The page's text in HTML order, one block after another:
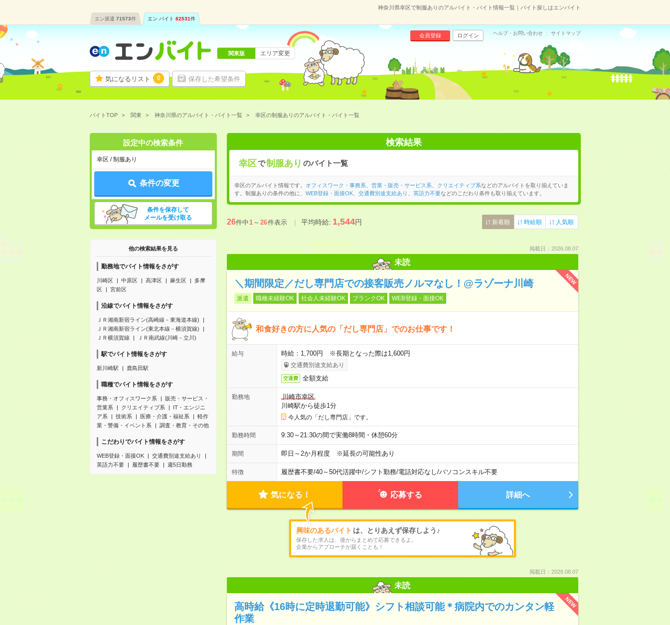
神奈川県幸区で制服ありのアルバイト・バイト情報一覧｜バイト探しはエンバイト
エン派遣 71573件 エン バイト 82531件
気になるリスト 0 保存した希望条件
会員登録 ログイン ヘルプ・お問い合わせ サイトマップ
関東版 エリア変更
バイトTOP 関東 神奈川県のアルバイト・バイト一覧 幸区の制服ありのアルバイト・バイト一覧
設定中の検索条件
幸区 / 制服あり
条件の変更
条件を保存して
メールを受け取る
他の検索結果を見る
勤務地でバイト情報をさがす
川崎区 中原区 高津区 麻生区
多摩
区
宮前区
沿線でバイト情報をさがす
ＪＲ湘南新宿ライン(高崎線－東海道本線)
ＪＲ湘南新宿ライン(東北本線－横須賀線)
ＪＲ横須賀線
ＪＲ南武線(川崎－立川)
駅でバイト情報をさがす
新川崎駅 鹿島田駅
職種でバイト情報をさがす
事務・オフィスワーク系
販売・サービス・
営業系
クリエイティブ系
IT・エンジニ
ア系
技術系 医療・介護・福祉系
軽作
業・警備・イベント系
調査・教育・その他
こだわりでバイト情報をさがす
WEB登録・面接OK
交通費別途支給あり
英語力不要
履歴書不要 週5日勤務
検索結果
幸区で制服あり のバイト一覧
幸区のアルバイト情報です。 オフィスワーク・事務系 営業・販売・サービス系 クリエイティブ系などのアルバイトを取り揃えていま
す。制服ありの条件の他に、 WEB登録・面接OK、 交通費別途支給あり 英語力不要などのこだわり条件も取り揃えています。
26件中1～26件表示 平均時給:1,544円 新着順 時給順 人気順
掲載日：2026.08.07
未読
NEW
＼期間限定／だし専門店での接客販売ノルマなし！@ラゾーナ川崎
派遣 職種未経験OK 社会人未経験OK ブランクOK WEB登録・面接OK
和食好きの方に人気の「だし専門店」でのお仕事です！
給与 時給：1,700円 ※長期となった際は1,600円
交通費別途支給あり
交通費 全額支給
勤務地
川崎市幸区
川崎駅から徒歩1分
今人気の「だし専門店」です。
勤務時間 9:30～21:30の間で実働8時間・休憩60分
期間 即日～2か月程度 ※延長の可能性あり
特徴 履歴書不要/40～50代活躍中/シフト勤務/電話対応なし/パソコンスキル不要
気になる！ 応募する 詳細へ
興味のあるバイト は、とりあえず保存しよう♪
保存した求人は、後からまとめて応募できるよ。
企業からアプローチが届くことも！
掲載日：2026.08.07
未読
NEW
高時給《16時に定時退勤可能》シフト相談可能＊病院内でのカンタン軽
作業